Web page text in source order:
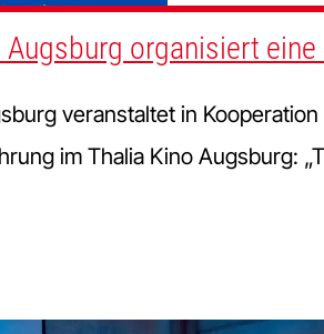
Augsburg organisiert
veranstaltet in
im Thalia Kino Augsburg: